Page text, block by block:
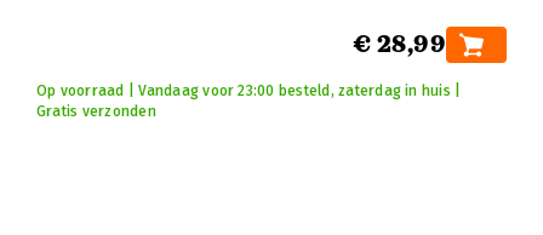
€ 28,99
Op voorraad | Vandaag voor 23:00 besteld, zaterdag in huis |
Gratis verzonden